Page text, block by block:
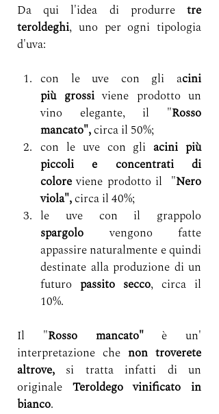
Da qui l'idea di produrre tre
teroldeghi, uno per ogni tipologia
d'uva:
con le uve con gli acini
più grossi viene prodotto un
vino elegante, il "Rosso
mancato", circa il 50%;
con le uve con gli acini più
piccoli e concentrati di
colore viene prodotto il  "Nero
viola", circa il 40%;
spargolo vengono fatte
appassire naturalmente e quindi
destinate alla produzione di un
futuro passito secco, circa il
10%.
Il "Rosso mancato" è un'
interpretazione che non troverete
altrove, si tratta infatti di un
originale Teroldego vinificato in
bianco.